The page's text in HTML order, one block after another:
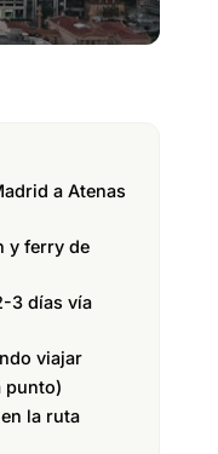
a Atenas
y ferry de
3 días vía
viajar
punto)
la ruta